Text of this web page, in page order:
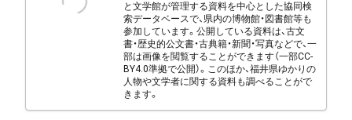
と文学館が管理する資料を中心とした協同検
索データベースで、県内の博物館・図書館等も
参加しています。公開している資料は、古文
書・歴史的公文書・古典籍・新聞・写真などで、一
部は画像を閲覧することができます（一部CC-
BY4.0準拠で公開）。このほか、福井県ゆかりの
人物や文学者に関する資料も調べることがで
きます。